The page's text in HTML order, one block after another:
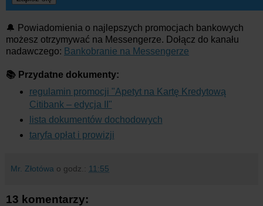
🔔 Powiadomienia o najlepszych promocjach bankowych
możesz otrzymywać na Messengerze. Dołącz do kanału
nadawczego: Bankobranie na Messengerze
📚 Przydatne dokumenty:
regulamin promocji "Apetyt na Kartę Kredytową
Citibank – edycja II"
lista dokumentów dochodowych
taryfa opłat i prowizji
Mr. Złotówa o godz.: 11:55
13 komentarzy: